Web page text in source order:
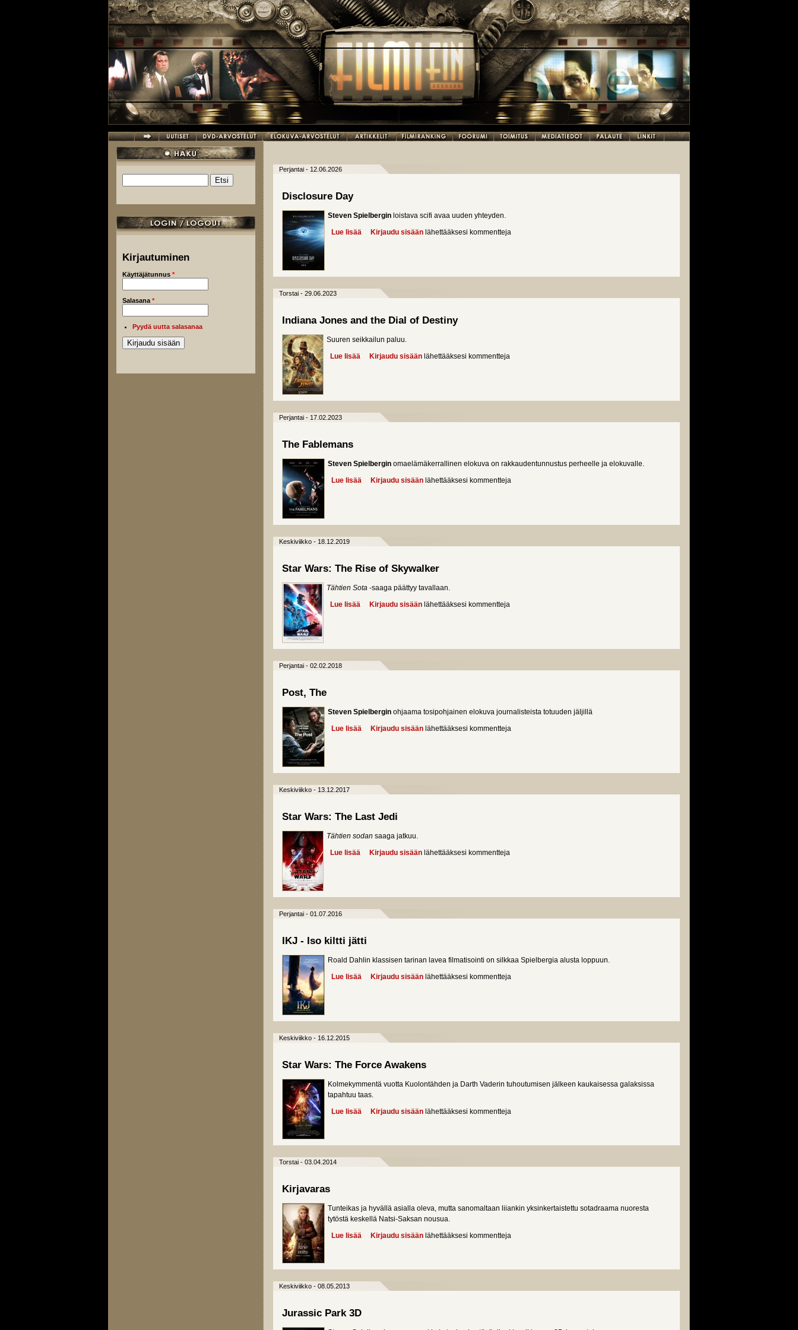
Hakulomake
Kirjautuminen
Käyttäjätunnus *
Salasana *
Pyydä uutta salasanaa
Perjantai - 12.06.2026
Disclosure Day
Steven Spielbergin loistava scifi avaa uuden yhteyden.
Lue lisää about Disclosure Day
Kirjaudu sisään lähettääksesi kommentteja
Torstai - 29.06.2023
Indiana Jones and the Dial of Destiny
Suuren seikkailun paluu.
Lue lisää about Indiana Jones and the Dial of Destiny
Kirjaudu sisään lähettääksesi kommentteja
Perjantai - 17.02.2023
The Fablemans
Steven Spielbergin omaelämäkerrallinen elokuva on rakkaudentunnustus perheelle ja elokuvalle.
Lue lisää about The Fablemans
Kirjaudu sisään lähettääksesi kommentteja
Keskiviikko - 18.12.2019
Star Wars: The Rise of Skywalker
Tähtien Sota -saaga päättyy tavallaan.
Lue lisää about Star Wars: The Rise of Skywalker
Kirjaudu sisään lähettääksesi kommentteja
Perjantai - 02.02.2018
Post, The
Steven Spielbergin ohjaama tosipohjainen elokuva journalisteista totuuden jäljillä
Lue lisää about Post, The
Kirjaudu sisään lähettääksesi kommentteja
Keskiviikko - 13.12.2017
Star Wars: The Last Jedi
Tähtien sodan saaga jatkuu.
Lue lisää about Star Wars: The Last Jedi
Kirjaudu sisään lähettääksesi kommentteja
Perjantai - 01.07.2016
IKJ - Iso kiltti jätti
Roald Dahlin klassisen tarinan lavea filmatisointi on silkkaa Spielbergia alusta loppuun.
Lue lisää about IKJ - Iso kiltti jätti
Kirjaudu sisään lähettääksesi kommentteja
Keskiviikko - 16.12.2015
Star Wars: The Force Awakens
Kolmekymmentä vuotta Kuolontähden ja Darth Vaderin tuhoutumisen jälkeen kaukaisessa galaksissa
tapahtuu taas.
Lue lisää about Star Wars: The Force Awakens
Kirjaudu sisään lähettääksesi kommentteja
Torstai - 03.04.2014
Kirjavaras
Tunteikas ja hyvällä asialla oleva, mutta sanomaltaan liiankin yksinkertaistettu sotadraama nuoresta
tytöstä keskellä Natsi-Saksan nousua.
Lue lisää about Kirjavaras
Kirjaudu sisään lähettääksesi kommentteja
Keskiviikko - 08.05.2013
Jurassic Park 3D